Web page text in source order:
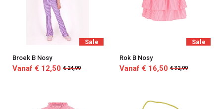
Sale
Broek B Nosy
Vanaf € 12,50 € 24,99
Sale
Rok B Nosy
Vanaf € 16,50 € 32,99